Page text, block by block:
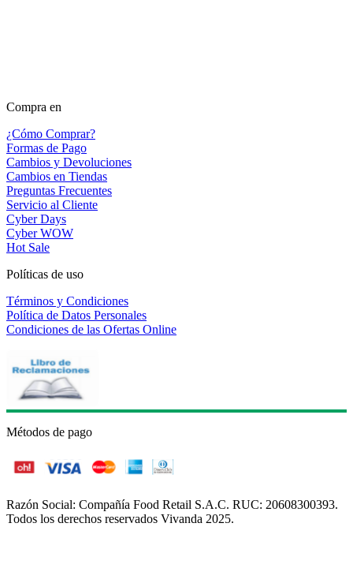
Compra en
¿Cómo Comprar?
Formas de Pago
Cambios y Devoluciones
Cambios en Tiendas
Preguntas Frecuentes
Servicio al Cliente
Cyber Days
Cyber WOW
Hot Sale
Políticas de uso
Términos y Condiciones
Política de Datos Personales
Condiciones de las Ofertas Online
Métodos de pago
Razón Social: Compañía Food Retail S.A.C. RUC: 20608300393.
Todos los derechos reservados Vivanda 2025.